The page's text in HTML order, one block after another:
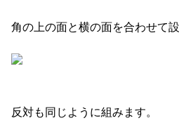
角の上の面と横の面を合わせて設
反対も同じように組みます。